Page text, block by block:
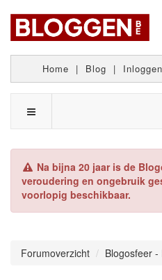
Home | Blog | Inloggen
Na bijna 20 jaar is de
veroudering en ongebruik
voorlopig beschikbaar.
Forumoverzicht Blogosfeer -